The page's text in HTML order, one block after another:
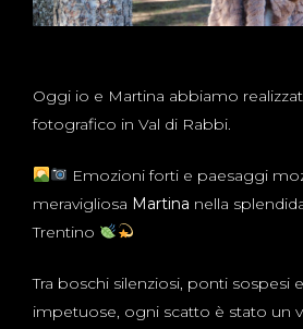
Oggi io e Martina abbiamo
fotografico in Val di Rabbi.
Emozioni forti e paesaggi
meravigliosa Martina nella
Trentino
Tra boschi silenziosi, ponti sospesi
impetuose, ogni scatto è stato un